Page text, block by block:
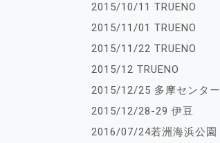
2015/10/11 TRUENO
2015/11/01 TRUENO
2015/11/22 TRUENO
2015/12 TRUENO
2015/12/25 多摩センター
2015/12/28-29 伊豆
2016/07/24若洲海浜公園